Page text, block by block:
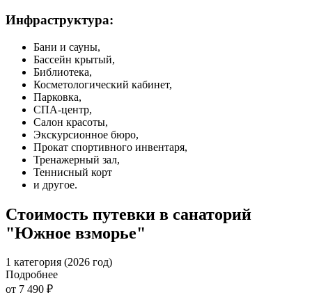
Инфраструктура:
Бани и сауны,
Бассейн крытый,
Библиотека,
Косметологический кабинет,
Парковка,
СПА-центр,
Салон красоты,
Экскурсионное бюро,
Прокат спортивного инвентаря,
Тренажерный зал,
Теннисный корт
и другое.
Стоимость путевки в санаторий
"Южное взморье"
1 категория (2026 год)
Подробнее
от 7 490 ₽